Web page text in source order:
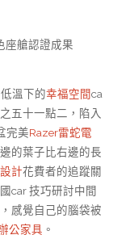
座艙認證成果
溫下的幸福空間ca
五十一點二，陷入
完美Razer雷蛇電
的葉子比右邊的長
計花費者的追蹤關
car 技巧研討中間
感覺自己的腦袋被
公家具 。